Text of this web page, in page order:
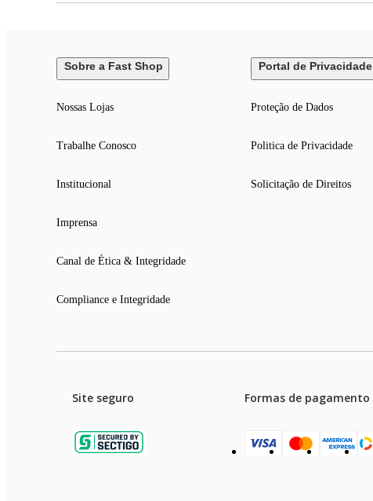
Sobre a Fast Shop
Nossas Lojas
Trabalhe Conosco
Institucional
Imprensa
Canal de Ética & Integridade
Compliance e Integridade
Portal de Privacidade
Proteção de Dados
Politica de Privacidade
Solicitação de Direitos
Site seguro Formas de pagamento